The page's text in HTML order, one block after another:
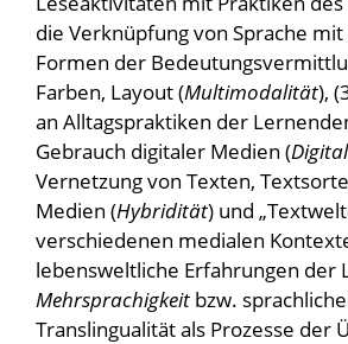
die Verknüpfung von Sprache
Formen der
Farben, Layout (Multimodalität),
an Alltagspraktiken der
Gebrauch digitaler Medien (
Vernetzung von Texten,
Medien (Hybridität) und
verschiedenen medialen
lebensweltliche Erfahrungen der
Mehrsprachigkeit bzw.
Translingualität als Prozesse der